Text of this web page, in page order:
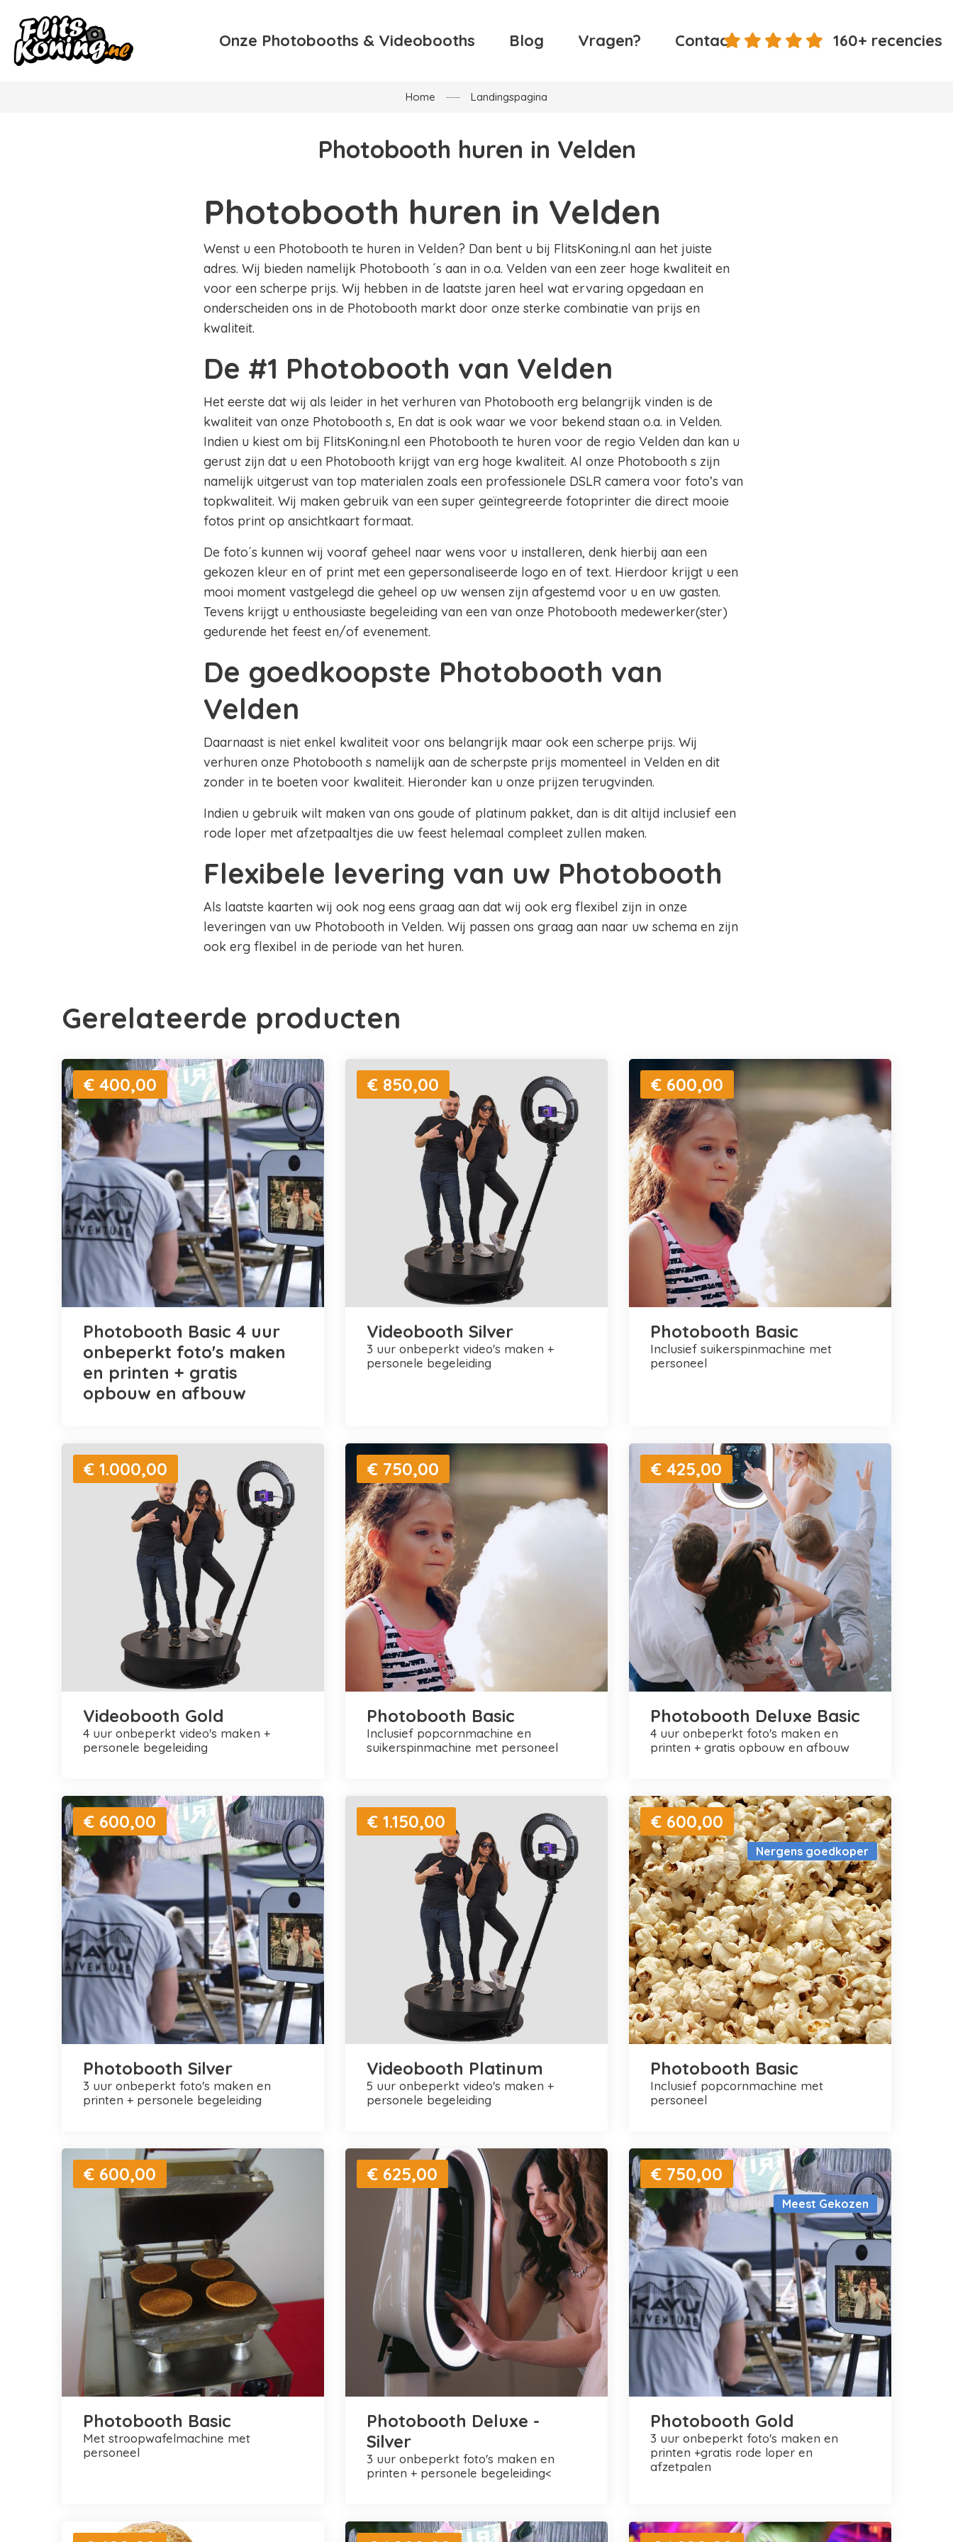
Onze Photobooths & Videobooths Blog Vragen? Contact 160+ recencies
Home Landingspagina
Photobooth huren in Velden
Photobooth huren in Velden
Wenst u een Photobooth te huren in Velden? Dan bent u bij FlitsKoning.nl aan het juiste
adres. Wij bieden namelijk Photobooth ´s aan in o.a. Velden van een zeer hoge kwaliteit en
voor een scherpe prijs. Wij hebben in de laatste jaren heel wat ervaring opgedaan en
onderscheiden ons in de Photobooth markt door onze sterke combinatie van prijs en
kwaliteit.
De #1 Photobooth van Velden
Het eerste dat wij als leider in het verhuren van Photobooth erg belangrijk vinden is de
kwaliteit van onze Photobooth s, En dat is ook waar we voor bekend staan o.a. in Velden.
Indien u kiest om bij FlitsKoning.nl een Photobooth te huren voor de regio Velden dan kan u
gerust zijn dat u een Photobooth krijgt van erg hoge kwaliteit. Al onze Photobooth s zijn
namelijk uitgerust van top materialen zoals een professionele DSLR camera voor foto’s van
topkwaliteit. Wij maken gebruik van een super geïntegreerde fotoprinter die direct mooie
fotos print op ansichtkaart formaat.
De foto´s kunnen wij vooraf geheel naar wens voor u installeren, denk hierbij aan een
gekozen kleur en of print met een gepersonaliseerde logo en of text. Hierdoor krijgt u een
mooi moment vastgelegd die geheel op uw wensen zijn afgestemd voor u en uw gasten.
Tevens krijgt u enthousiaste begeleiding van een van onze Photobooth medewerker(ster)
gedurende het feest en/of evenement.
De goedkoopste Photobooth van
Velden
Daarnaast is niet enkel kwaliteit voor ons belangrijk maar ook een scherpe prijs. Wij
verhuren onze Photobooth s namelijk aan de scherpste prijs momenteel in Velden en dit
zonder in te boeten voor kwaliteit. Hieronder kan u onze prijzen terugvinden.
Indien u gebruik wilt maken van ons goude of platinum pakket, dan is dit altijd inclusief een
rode loper met afzetpaaltjes die uw feest helemaal compleet zullen maken.
Flexibele levering van uw Photobooth
Als laatste kaarten wij ook nog eens graag aan dat wij ook erg flexibel zijn in onze
leveringen van uw Photobooth in Velden. Wij passen ons graag aan naar uw schema en zijn
ook erg flexibel in de periode van het huren.
Gerelateerde producten
€ 400,00
Photobooth Basic 4 uur
onbeperkt foto's maken
en printen + gratis
opbouw en afbouw
€ 850,00
Videobooth Silver
3 uur onbeperkt video's maken +
personele begeleiding
€ 600,00
Photobooth Basic
inclusief suikerspinmachine met
personeel
€ 1.000,00
Videobooth Gold
4 uur onbeperkt video's maken +
personele begeleiding
€ 750,00
Photobooth Basic
inclusief popcornmachine en
suikerspinmachine met personeel
€ 425,00
Photobooth Deluxe Basic
4 uur onbeperkt foto's maken en
printen + gratis opbouw en afbouw
€ 600,00
Photobooth Silver
3 uur onbeperkt foto's maken en
printen + personele begeleiding
€ 1.150,00
Videobooth Platinum
5 uur onbeperkt video's maken +
personele begeleiding
Nergens goedkoper
€ 600,00
Photobooth Basic
inclusief popcornmachine met
personeel
€ 600,00
Photobooth Basic
met stroopwafelmachine met
personeel
€ 625,00
Photobooth Deluxe -
Silver
3 uur onbeperkt foto's maken en
printen + personele begeleiding<
Meest Gekozen
€ 750,00
Photobooth Gold
3 uur onbeperkt foto's maken en
printen +gratis rode loper en
afzetpalen